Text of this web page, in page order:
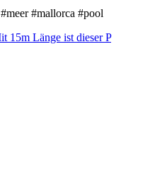
#mallorca #pool
15m Länge ist dieser P